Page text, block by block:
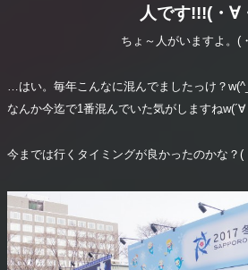
人です!!!(・∀
ちょ～人がいますよ。(
…はい。毎年こんなに混んでましたっけ？
なんか今迄で1番混んでいた気がしますねw(´∀
今までは行くタイミングが良かったのかな？